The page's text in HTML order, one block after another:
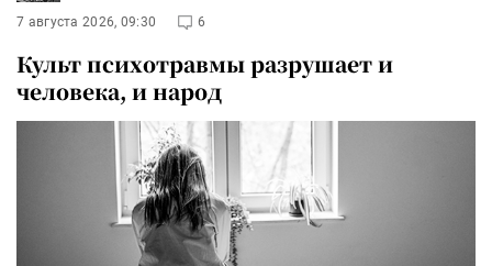
7 августа 2026, 09:30 6
Культ психотравмы разрушает и
человека, и народ